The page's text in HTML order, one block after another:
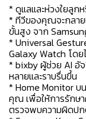
* ดูแลและห่วงใยลู
* ทีวีของคุณจะกลาย
ขั้นสูง จาก
* Universal
Galaxy Watch โดย
* bixby ผู้ช่วย AI อั
หลายและราบรื่นขึ้น
* Home Monitor บ
คุณ เพื่อให้การรักษา
ตรวจพบความผิดป